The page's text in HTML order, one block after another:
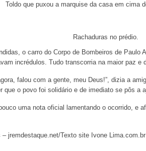
Toldo que puxou a marquise da casa em cima
Rachaduras no prédio.
o carro do Corpo de Bombeiros de Paulo
incrédulos. Tudo transcorria na maior paz e
falou com a gente, meu Deus!”, dizia a
que o povo foi solidário e de imediato se pôs a
uma nota oficial lamentando o ocorrido, e
jremdestaque.net/Texto site Ivone Lima.com.br